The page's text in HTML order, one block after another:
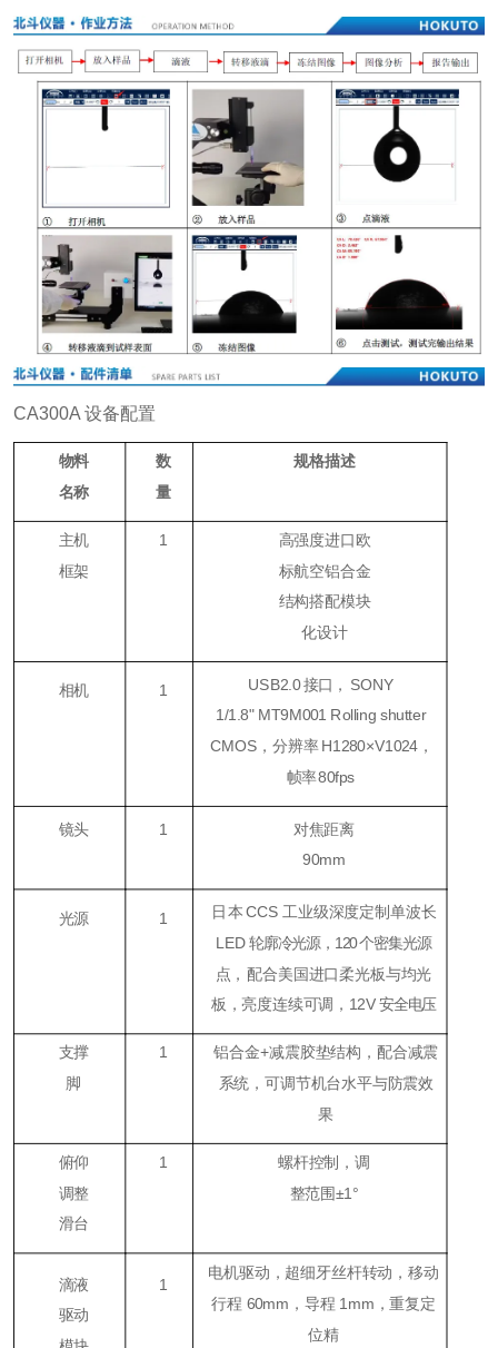
CA300A 设备配置
物料
名称
数
量
规格描述
主机
框架
1 高强度进口欧
标航空铝合金
结构搭配模块
化设计
相机 1 USB2.0接口， SONY
1/1.8" MT9M001 Rolling shutter
CMOS， 分辨率H1280×V1024，
帧率80fps
镜头 1
对焦距离
90mm
光源 1 日本CCS 工业级深度定制单波长
LED轮廓冷光源， 120个密集光源
点， 配合美国进口柔光板与均光
板，亮度连续可调， 12V安全电压
支撑
脚
1 铝合金+减震胶垫结构，配合减震
系统，可调节机台水平与防震效
果
俯仰
调整
滑台
1 螺杆控制，调
整范围±1°
滴液
驱动
1
电机驱动，超细牙丝杆转动，移动
行程 60mm，导程 1mm，重复定
位精